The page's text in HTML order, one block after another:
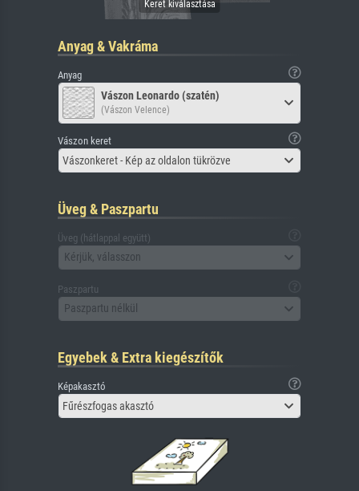
Anyag & Vakráma
Anyag
Vászon Leonardo (szatén)
(Vászon Velence)
Vászon keret
Vászonkeret - Kép az oldalon tükrözve
Üveg & Paszpartu
Üveg (hátlappal együtt)
Kérjük, válasszon
Paszpartu
Paszpartu nélkül
Egyebek & Extra kiegészítők
Képakasztó
Fűrészfogas akasztó